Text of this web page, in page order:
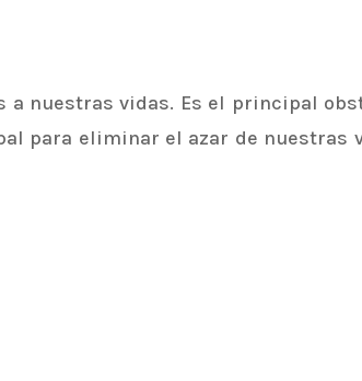
a nuestras vidas. Es el principal
para eliminar el azar de nuestras